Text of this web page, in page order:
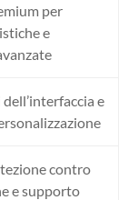
per
e
e
contro
e supporto